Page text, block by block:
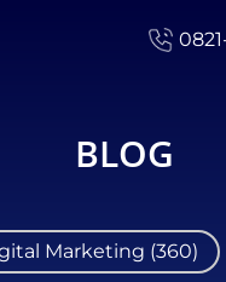
BLOG
Marketing (360)